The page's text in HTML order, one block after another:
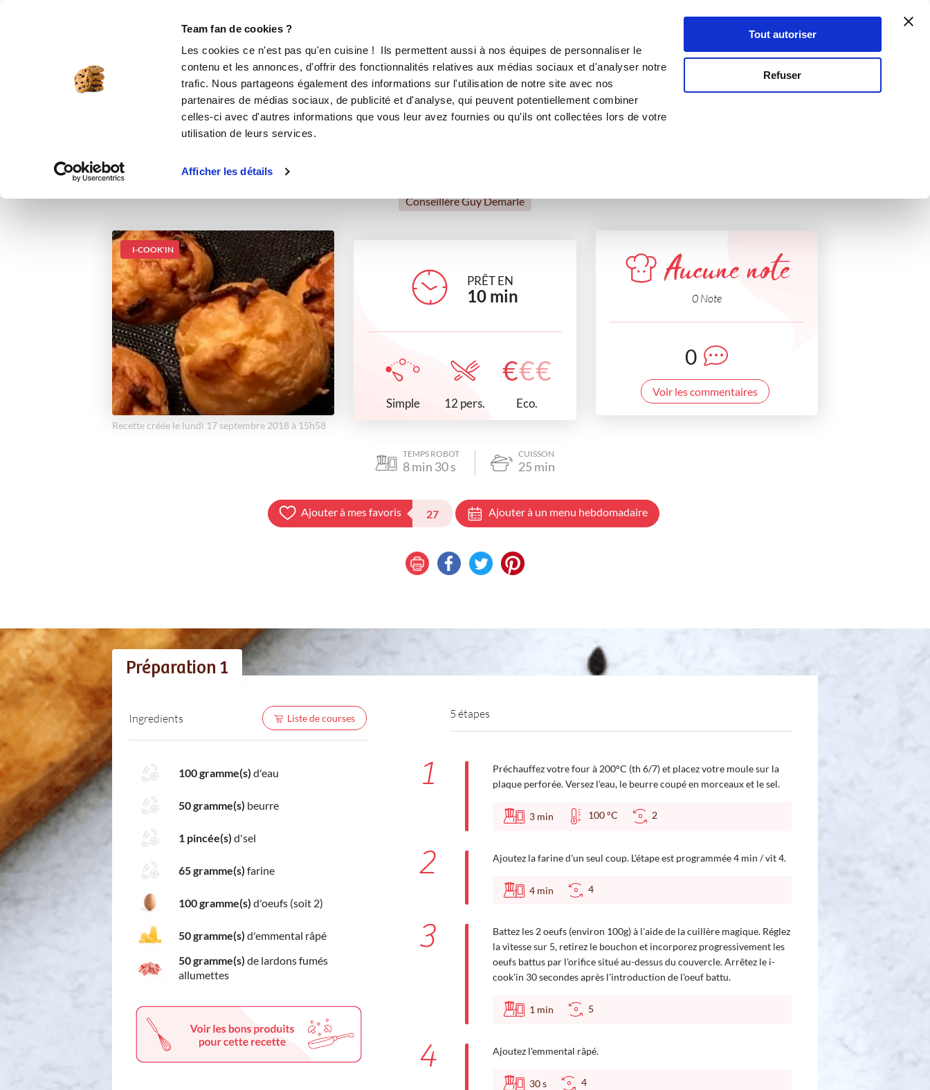
Team fan de cookies ?
Les cookies ce n'est pas qu'en cuisine ! Ils permettent aussi à nos équipes de personnaliser le
contenu et les annonces, d'offrir des fonctionnalités relatives aux médias sociaux et d'analyser notre
trafic. Nous partageons également des informations sur l'utilisation de notre site avec nos
partenaires de médias sociaux, de publicité et d'analyse, qui peuvent potentiellement combiner
celles-ci avec d'autres informations que vous leur avez fournies ou qu'ils ont collectées lors de votre
utilisation de leurs services.
Afficher les détails
Tout autoriser
Refuser
Se connecter
Gougères emmental lardons de Nathalie MICHEL
apéritifs Pour recevoir
Conseillère Guy Demarle
I-COOK'IN
Recette créée le lundi 17 septembre 2018 à 15h58
PRÊT EN
10 min
Simple 12 pers.
€€€
Eco.
Aucune note
0 Note
0
Voir les commentaires
TEMPS ROBOT
8min 30s
CUISSON
25 min
Ajouter à mes favoris 27 Ajouter à un menu hebdomadaire
Préparation 1
Ingredients Liste de courses
100 gramme(s) d'eau
50 gramme(s) beurre
1 pincée(s) d'sel
65 gramme(s) farine
100 gramme(s) d'oeufs (soit 2)
50 gramme(s) d'emmental râpé
50 gramme(s) de lardons fumés
allumettes
5 étapes
1
Préchauffez votre four à 200°C (th 6/7) et placez votre moule sur la
plaque perforée. Versez l'eau, le beurre coupé en morceaux et le sel.
3 min 100 °C 2
2 Ajoutez la farine d'un seul coup. L'étape est programmée 4 min / vit 4.
4 min 4
3
Battez les 2 oeufs (environ 100g) à l'aide de la cuillère magique. Réglez
la vitesse sur 5, retirez le bouchon et incorporez progressivement les
oeufs battus par l'orifice situé au-dessus du couvercle. Arrêtez le i-
cook'in 30 secondes après l'introduction de l'oeuf battu.
1 min 5
4 Ajoutez l'emmental râpé.
30s 4